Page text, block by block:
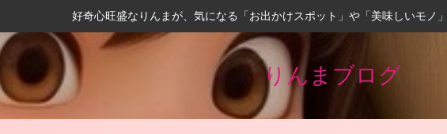
好奇心旺盛なりんまが、気になる「お出かけスポット」や「美味しいモノ
りんまブログ